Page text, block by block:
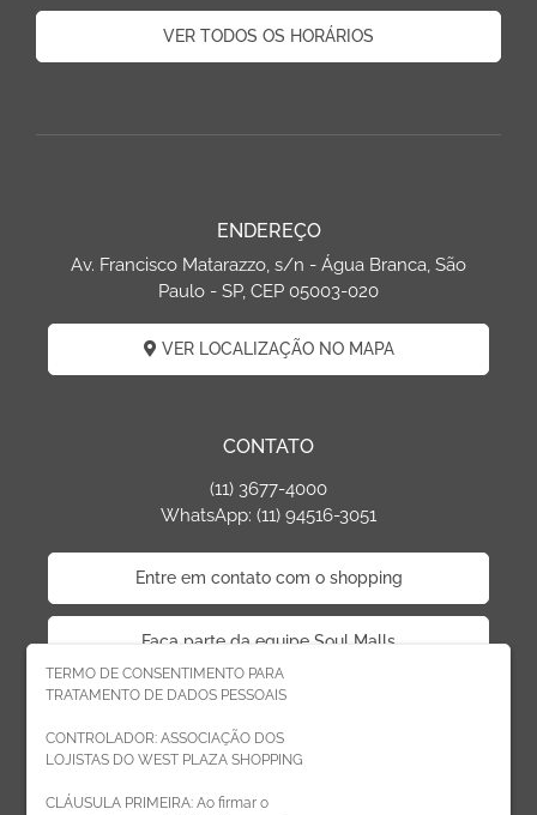
TERMO DE CONSENTIMENTO PARA
TRATAMENTO DE DADOS PESSOAIS
CONTROLADOR: ASSOCIAÇÃO DOS
LOJISTAS DO WEST PLAZA SHOPPING
CLÁUSULA PRIMEIRA: Ao firmar o
VER TODOS OS HORÁRIOS
ENDEREÇO
Av. Francisco Matarazzo, s/n - Água Branca, São
Paulo - SP, CEP 05003-020
VER LOCALIZAÇÃO NO MAPA
CONTATO
(11) 3677-4000
WhatsApp: (11) 94516-3051
Entre em contato com o shopping
Faça parte da equipe Soul Malls
Faça parte da equipe West Plaza
Politica de privacidade